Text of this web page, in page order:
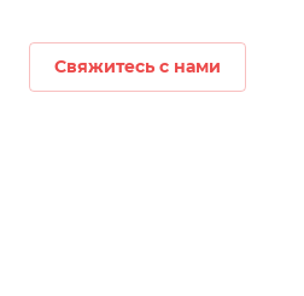
Свяжитесь с нами